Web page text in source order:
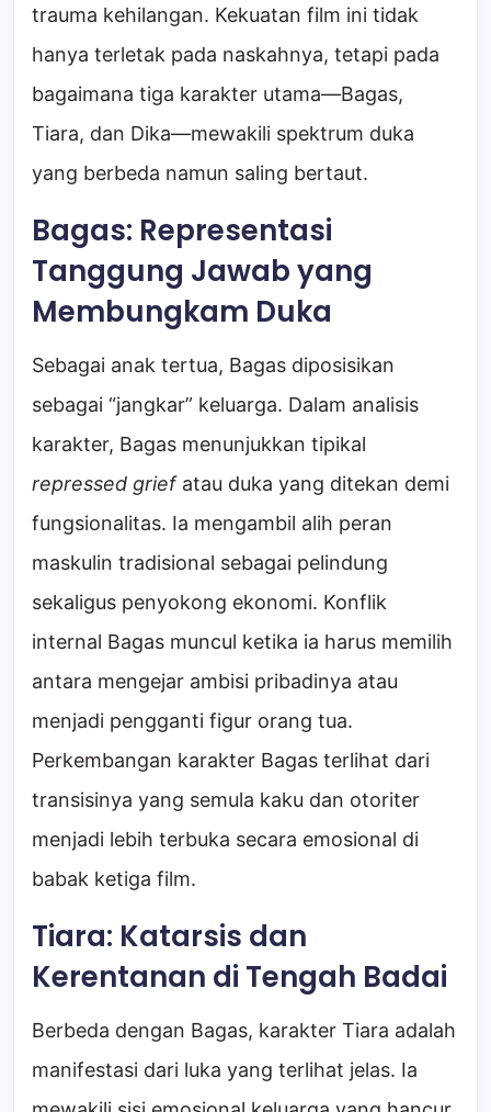
trauma kehilangan. Kekuatan film ini tidak
hanya terletak pada naskahnya, tetapi pada
bagaimana tiga karakter utama—Bagas,
Tiara, dan Dika—mewakili spektrum duka
yang berbeda namun saling bertaut.
Bagas: Representasi
Tanggung Jawab yang
Membungkam Duka
Sebagai anak tertua, Bagas diposisikan
sebagai “jangkar” keluarga. Dalam analisis
karakter, Bagas menunjukkan tipikal
repressed griefatau duka yang ditekan demi
fungsionalitas. Ia mengambil alih peran
maskulin tradisional sebagai pelindung
sekaligus penyokong ekonomi. Konflik
internal Bagas muncul ketika ia harus memilih
antara mengejar ambisi pribadinya atau
menjadi pengganti figur orang tua.
Perkembangan karakter Bagas terlihat dari
transisinya yang semula kaku dan otoriter
menjadi lebih terbuka secara emosional di
babak ketiga film.
Tiara: Katarsis dan
Kerentanan di Tengah Badai
Berbeda dengan Bagas, karakter Tiara adalah
manifestasi dari luka yang terlihat jelas. Ia